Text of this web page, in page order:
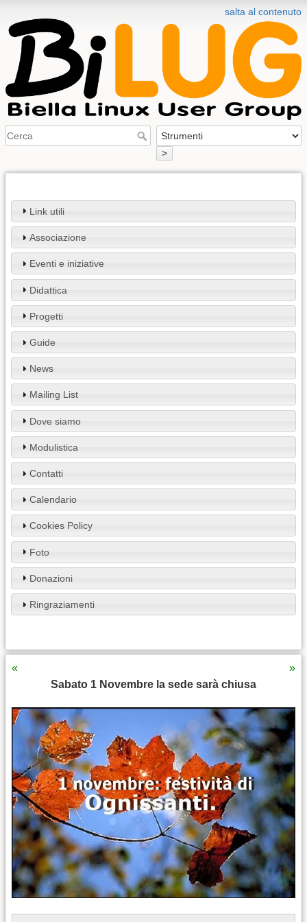
salta al contenuto
>
Link utili
Associazione
Eventi e iniziative
Didattica
Progetti
Guide
News
Mailing List
Dove siamo
Modulistica
Contatti
Calendario
Cookies Policy
Foto
Donazioni
Ringraziamenti
«
»
Sabato 1 Novembre la sede sarà chiusa